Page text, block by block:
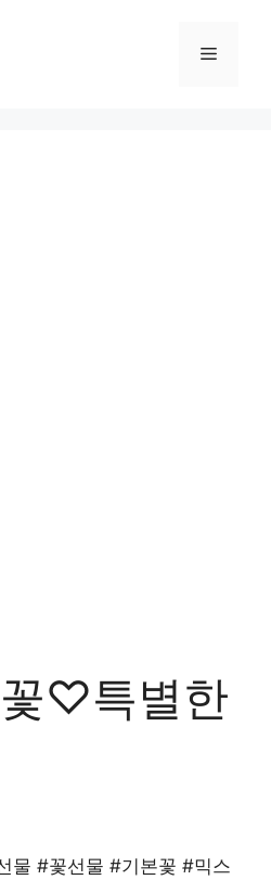
Menu
♡특별한
물 #꽃선물 #기본꽃 #믹스